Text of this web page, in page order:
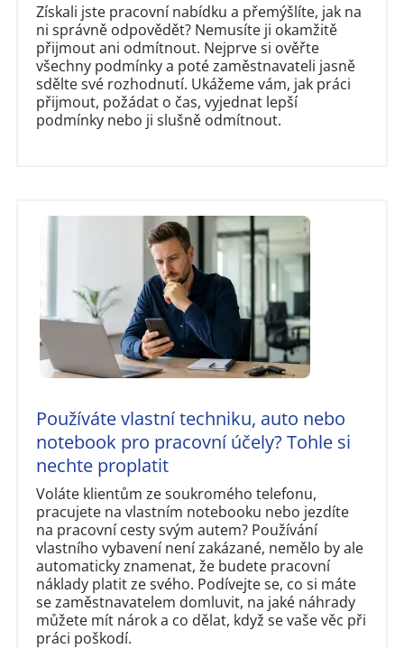
Získali jste pracovní nabídku a přemýšlíte, jak na
ni správně odpovědět? Nemusíte ji okamžitě
přijmout ani odmítnout. Nejprve si ověřte
všechny podmínky a poté zaměstnavateli jasně
sdělte své rozhodnutí. Ukážeme vám, jak práci
přijmout, požádat o čas, vyjednat lepší
podmínky nebo ji slušně odmítnout.
Používáte vlastní techniku, auto nebo
notebook pro pracovní účely? Tohle si
nechte proplatit
Voláte klientům ze soukromého telefonu,
pracujete na vlastním notebooku nebo jezdíte
na pracovní cesty svým autem? Používání
vlastního vybavení není zakázané, nemělo by ale
automaticky znamenat, že budete pracovní
náklady platit ze svého. Podívejte se, co si máte
se zaměstnavatelem domluvit, na jaké náhrady
můžete mít nárok a co dělat, když se vaše věc při
práci poškodí.